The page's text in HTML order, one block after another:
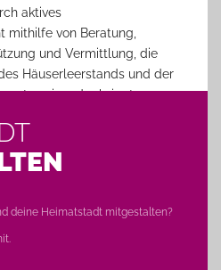
aktives
mithilfe von Beratung,
und Vermittlung, die
Häuserleerstands und der
zueinander bringt.
deine Heimatstadt mitgestalten?